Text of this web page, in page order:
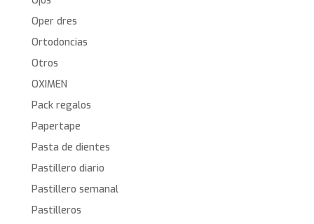
Oper dres
Ortodoncias
Otros
OXIMEN
Pack regalos
Papertape
Pasta de dientes
Pastillero diario
Pastillero semanal
Pastilleros